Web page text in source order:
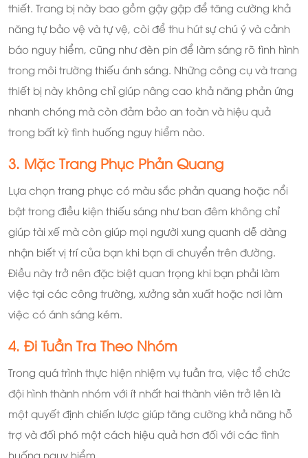
thiết. Trang bị này bao gồm gậy gập để tăng cường khả
năng tự bảo vệ và tự vệ, còi để thu hút sự chú ý và cảnh
báo nguy hiểm, cũng như đèn pin để làm sáng rõ tình hình
trong môi trường thiếu ánh sáng. Những công cụ và trang
thiết bị này không chỉ giúp nâng cao khả năng phản ứng
nhanh chóng mà còn đảm bảo an toàn và hiệu quả
trong bất kỳ tình huống nguy hiểm nào.
3. Mặc Trang Phục Phản Quang
Lựa chọn trang phục có màu sắc phản quang hoặc nổi
bật trong điều kiện thiếu sáng như ban đêm không chỉ
giúp tài xế mà còn giúp mọi người xung quanh dễ dàng
nhận biết vị trí của bạn khi bạn di chuyển trên đường.
Điều này trở nên đặc biệt quan trọng khi bạn phải làm
việc tại các công trường, xưởng sản xuất hoặc nơi làm
việc có ánh sáng kém.
4. Đi Tuần Tra Theo Nhóm
Trong quá trình thực hiện nhiệm vụ tuần tra, việc tổ chức
đội hình thành nhóm với ít nhất hai thành viên trở lên là
một quyết định chiến lược giúp tăng cường khả năng hỗ
trợ và đối phó một cách hiệu quả hơn đối với các tình
huống nguy hiểm.